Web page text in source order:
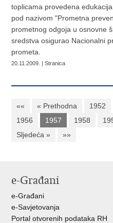
toplicama provedena
pod nazivom "Prometna
prometnog odgoja u osnovne
sredstva osigurao Nacionalni
prometa.
20.11.2009. | Stranica
«« « Prethodna 1952
1956
1957 1958
Sljedeća »
»»
e-Građani
e-Građani
e-Savjetovanja
Portal otvorenih podataka RH